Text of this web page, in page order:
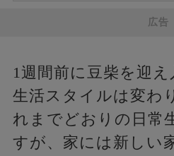
広告
1週間前に豆柴を迎
生活スタイルは変わ
れまでどおりの日常
すが、家には新しい